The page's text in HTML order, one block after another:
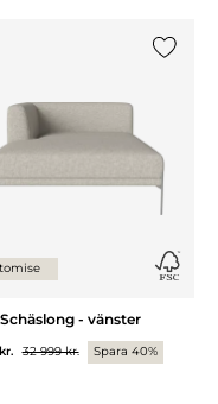
- vänster
32 999 kr. Spara 40%